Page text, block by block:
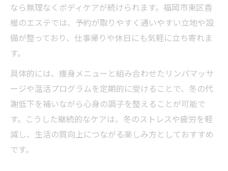
なら無理なくボディケアが続けられます。福岡市東区香
椎のエステでは、予約が取りやすく通いやすい立地や設
備が整っており、仕事帰りや休日にも気軽に立ち寄れま
す。
具体的には、痩身メニューと組み合わせたリンパマッサ
ージや温活プログラムを定期的に受けることで、冬の代
謝低下を補いながら心身の調子を整えることが可能で
す。こうした継続的なケアは、冬のストレスや疲労を軽
減し、生活の質向上につながる楽しみ方としておすすめ
です。